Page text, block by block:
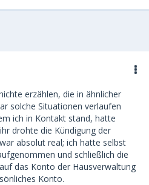
erzählen, die in ähnlicher
solche Situationen verlaufen
ich in Kontakt stand, hatte
drohte die Kündigung der
absolut real; ich hatte selbst
und schließlich die
das Konto der Hausverwaltung
Konto.